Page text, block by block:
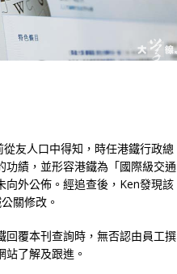
友人口中得知，時任港鐵行政總
績，並形容港鐵為「國際級交通
向外公佈。經追查後，Ken發現該
關修改。
覆本刊查詢時，無否認由員工撰
了解及跟進。